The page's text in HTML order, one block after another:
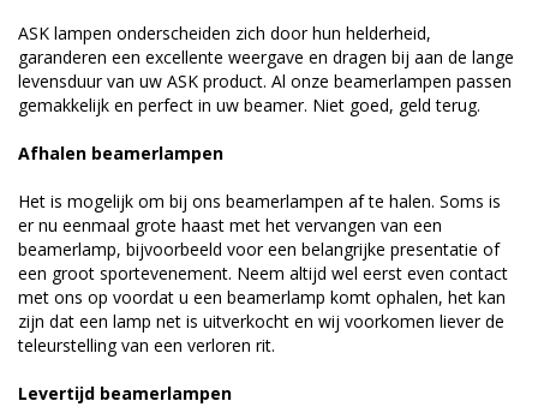
ASK lampen onderscheiden zich door hun helderheid,
garanderen een excellente weergave en dragen bij aan de lange
levensduur van uw ASK product. Al onze beamerlampen passen
gemakkelijk en perfect in uw beamer. Niet goed, geld terug.
Afhalen beamerlampen
Het is mogelijk om bij ons beamerlampen af te halen. Soms is
er nu eenmaal grote haast met het vervangen van een
beamerlamp, bijvoorbeeld voor een belangrijke presentatie of
een groot sportevenement. Neem altijd wel eerst even contact
met ons op voordat u een beamerlamp komt ophalen, het kan
zijn dat een lamp net is uitverkocht en wij voorkomen liever de
teleurstelling van een verloren rit.
Levertijd beamerlampen